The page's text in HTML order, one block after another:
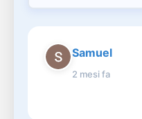
Samuel
2 mesi fa